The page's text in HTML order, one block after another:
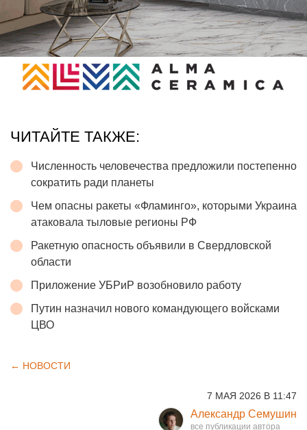
ЧИТАЙТЕ ТАКЖЕ:
Численность человечества предложили постепенно
сократить ради планеты
Чем опасны ракеты «Фламинго», которыми Украина
атаковала тыловые регионы РФ
Ракетную опасность объявили в Свердловской
области
Приложение УБРиР возобновило работу
Путин назначил нового командующего войсками
ЦВО
← НОВОСТИ
7 МАЯ 2026 В 11:47
Александр Семушин